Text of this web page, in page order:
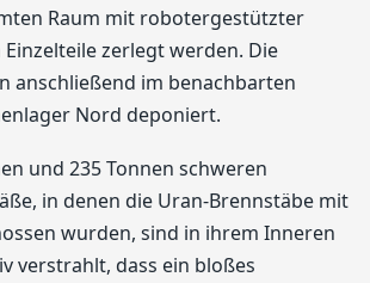
Raum mit robotergestützter
zerlegt werden. Die
anschließend im benachbarten
Nord deponiert.
und 235 Tonnen schweren
in denen die Uran-Brennstäbe mit
wurden, sind in ihrem Inneren
verstrahlt, dass ein bloßes